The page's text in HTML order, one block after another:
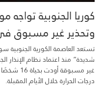
وتحذير غير مسبوق
تستعد العاصمة الكورية
شديدة” منذ اعتماد نظام الإنذار
غير
درجات الحرارة خلال الأيام